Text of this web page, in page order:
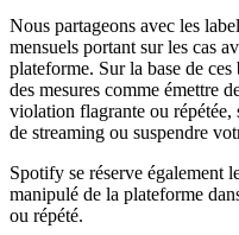
Nous partageons avec les
mensuels portant sur les cas
plateforme. Sur la base de
des mesures comme émettre
violation flagrante ou répétée,
de streaming ou suspendre
Spotify se réserve également
manipulé de la plateforme
ou répété.